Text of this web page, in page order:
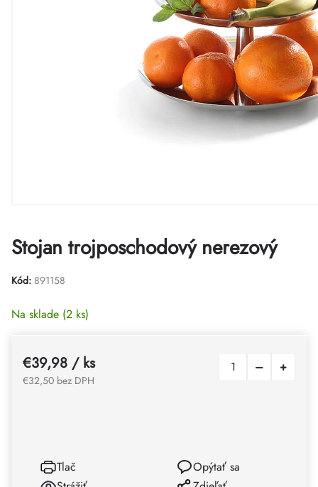
Stojan trojposchodový nerezový
Kód: 891158
Na sklade (2 ks)
€39,98 / ks
€32,50 bez DPH
Tlač
Opýtať sa